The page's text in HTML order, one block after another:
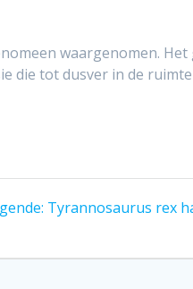
waargenomen. Het
die tot dusver in de
Volgend
Tyrannosaurus rex